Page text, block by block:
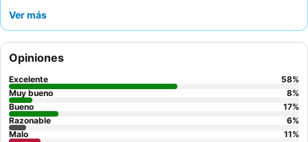
una experiencia más tranquila, considere solicitar una habitación
Ver más
Opiniones
Excelente 58%
Muy bueno
8%
Bueno
17%
Razonable
6%
Malo
11%